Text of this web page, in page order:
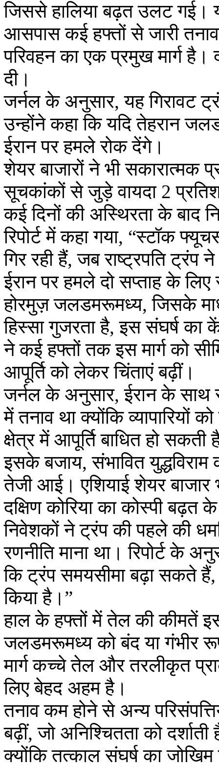
जिससे हालिया बढ़त उलट
आसपास कई हफ्तों से जारी
परिवहन का एक प्रमुख मार्ग है।
दी।
जर्नल के अनुसार, यह गिरावट
उन्होंने कहा कि यदि तेहरान
ईरान पर हमले रोक देंगे।
शेयर बाजारों ने भी सकारात्मक
सूचकांकों से जुड़े वायदा 2
कई दिनों की अस्थिरता के बाद
रिपोर्ट में कहा गया, “स्टॉक
गिर रही हैं, जब राष्ट्रपति
ईरान पर हमले दो सप्ताह के
होरमुज़ जलडमरूमध्य, जिसके
हिस्सा गुजरता है, इस संघर्ष का
ने कई हफ्तों तक इस मार्ग को
आपूर्ति को लेकर चिंताएं बढ़ीं।
जर्नल के अनुसार, ईरान के साथ
में तनाव था क्योंकि व्यापारियों
क्षेत्र में आपूर्ति बाधित हो
इसके बजाय, संभावित युद्धविराम
तेजी आई। एशियाई शेयर
दक्षिण कोरिया का कोस्पी बढ़त
निवेशकों ने ट्रंप की पहले की
रणनीति माना था। रिपोर्ट के
कि ट्रंप समयसीमा बढ़ा सकते हैं,
किया है।”
हाल के हफ्तों में तेल की कीमतें
जलडमरूमध्य को बंद या गंभीर
मार्ग कच्चे तेल और तरलीकृत
लिए बेहद अहम है।
तनाव कम होने से अन्य
बढ़ीं, जो अनिश्चितता को
क्योंकि तत्काल संघर्ष का